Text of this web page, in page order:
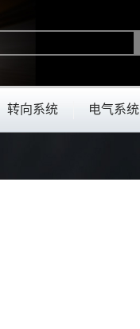
转向系统 电气系统